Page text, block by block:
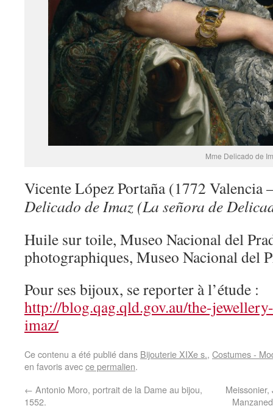
Mme Delicado de
Vicente López Portaña (1772
Delicado de Imaz (La señora de
Huile sur toile, Museo Nacional del
photographiques, Museo Nacional del
Pour ses bijoux, se reporter à l’étude :
http://blog.qag.qld.gov.au/the-
imaz/
Ce contenu a été publié dans Bijouterie XIXe s., Costumes -
en favoris avecce permalien.
← Antonio Moro, portrait de la Dame au bijou,
1552.